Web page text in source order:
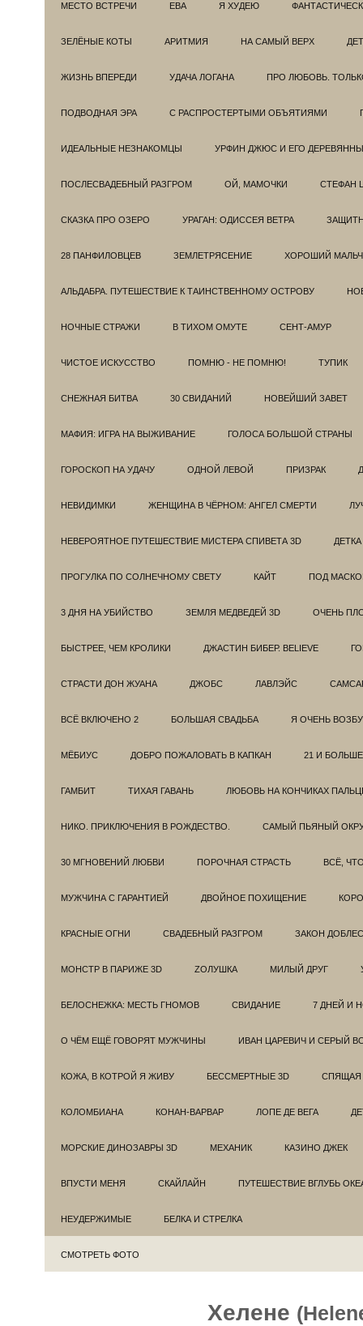
МЕСТО ВСТРЕЧИ ЕВА Я ХУДЕЮ
ЗЕЛЁНЫЕ КОТЫ АРИТМИЯ НА САМЫЙ ВЕРХ
ЖИЗНЬ ВПЕРЕДИ УДАЧА ЛОГАНА ПРО ЛЮБОВЬ.
ПОДВОДНАЯ ЭРА С РАСПРОСТЕРТЫМИ ОБЪЯТИЯМИ
ИДЕАЛЬНЫЕ НЕЗНАКОМЦЫ УРФИН ДЖЮС И ЕГО
ПОСЛЕСВАДЕБНЫЙ РАЗГРОМ ОЙ, МАМОЧКИ СТЕФАН
СКАЗКА ПРО ОЗЕРО УРАГАН: ОДИССЕЯ ВЕТРА
28 ПАНФИЛОВЦЕВ ЗЕМЛЕТРЯСЕНИЕ ХОРОШИЙ
АЛЬДАБРА. ПУТЕШЕСТВИЕ К ТАИНСТВЕННОМУ ОСТРОВУ
НОЧНЫЕ СТРАЖИ В ТИХОМ ОМУТЕ СЕНТ-АМУР
ЧИСТОЕ ИСКУССТВО ПОМНЮ - НЕ ПОМНЮ! ТУПИК
СНЕЖНАЯ БИТВА 30 СВИДАНИЙ НОВЕЙШИЙ ЗАВЕТ
МАФИЯ: ИГРА НА ВЫЖИВАНИЕ ГОЛОСА БОЛЬШОЙ СТРАНЫ
ГОРОСКОП НА УДАЧУ ОДНОЙ ЛЕВОЙ ПРИЗРАК
НЕВИДИМКИ ЖЕНЩИНА В ЧЁРНОМ: АНГЕЛ СМЕРТИ
НЕВЕРОЯТНОЕ ПУТЕШЕСТВИЕ МИСТЕРА СПИВЕТА 3D ДЕТКА
ПРОГУЛКА ПО СОЛНЕЧНОМУ СВЕТУ КАЙТ ПОД
3 ДНЯ НА УБИЙСТВО ЗЕМЛЯ МЕДВЕДЕЙ 3D ОЧЕНЬ
БЫСТРЕЕ, ЧЕМ КРОЛИКИ ДЖАСТИН БИБЕР. BELIEVE
СТРАСТИ ДОН ЖУАНА ДЖОБС ЛАВЛЭЙС
ВСЁ ВКЛЮЧЕНО 2 БОЛЬШАЯ СВАДЬБА Я ОЧЕНЬ
МЁБИУС ДОБРО ПОЖАЛОВАТЬ В КАПКАН 21 И БОЛЬШЕ
ГАМБИТ ТИХАЯ ГАВАНЬ ЛЮБОВЬ НА КОНЧИКАХ
НИКО. ПРИКЛЮЧЕНИЯ В РОЖДЕСТВО. САМЫЙ ПЬЯНЫЙ
30 МГНОВЕНИЙ ЛЮБВИ ПОРОЧНАЯ СТРАСТЬ ВСЁ,
МУЖЧИНА С ГАРАНТИЕЙ ДВОЙНОЕ ПОХИЩЕНИЕ
КРАСНЫЕ ОГНИ СВАДЕБНЫЙ РАЗГРОМ ЗАКОН
МОНСТР В ПАРИЖЕ 3D ZОЛУШКА МИЛЫЙ ДРУГ
БЕЛОСНЕЖКА: МЕСТЬ ГНОМОВ СВИДАНИЕ 7 ДНЕЙ И
О ЧЁМ ЕЩЁ ГОВОРЯТ МУЖЧИНЫ ИВАН ЦАРЕВИЧ И СЕРЫЙ
КОЖА, В КОТРОЙ Я ЖИВУ БЕССМЕРТНЫЕ 3D СПЯЩАЯ
КОЛОМБИАНА КОНАН-ВАРВАР ЛОПЕ ДЕ ВЕГА
МОРСКИЕ ДИНОЗАВРЫ 3D МЕХАНИК КАЗИНО ДЖЕК
ВПУСТИ МЕНЯ СКАЙЛАЙН ПУТЕШЕСТВИЕ ВГЛУБЬ
НЕУДЕРЖИМЫЕ БЕЛКА И СТРЕЛКА
СМОТРЕТЬ ФОТО
Хелене